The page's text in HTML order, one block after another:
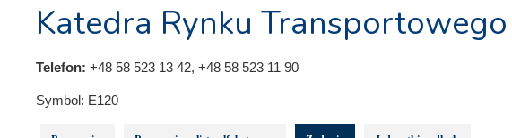
Katedra Rynku Transportowego
Telefon: +48 58 523 13 42, +48 58 523 11 90
Symbol: E120